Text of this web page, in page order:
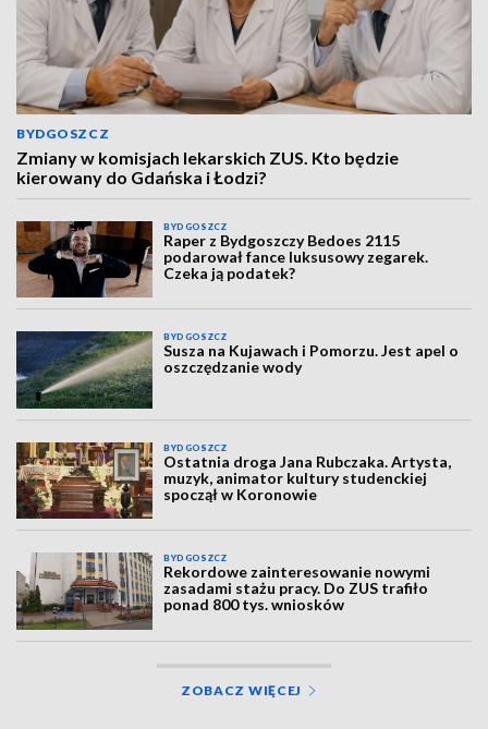
BYDGOSZCZ
Zmiany w komisjach lekarskich ZUS. Kto będzie
kierowany do Gdańska i Łodzi?
BYDGOSZCZ
Raper z Bydgoszczy Bedoes 2115
podarował fance luksusowy zegarek.
Czeka ją podatek?
BYDGOSZCZ
Susza na Kujawach i Pomorzu. Jest apel o
oszczędzanie wody
BYDGOSZCZ
Ostatnia droga Jana Rubczaka. Artysta,
muzyk, animator kultury studenckiej
spoczął w Koronowie
BYDGOSZCZ
Rekordowe zainteresowanie nowymi
zasadami stażu pracy. Do ZUS trafiło
ponad 800 tys. wniosków
ZOBACZ WIĘCEJ